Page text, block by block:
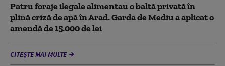
Patru foraje ilegale alimentau o baltă privată în
plină criză de apă în Arad. Garda de Mediu a aplicat o
amendă de 15.000 de lei
CITEȘTE MAI MULTE